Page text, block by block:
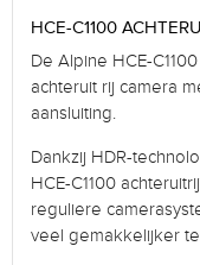
HCE-C1100
De Alpine HCE-
achteruit rij camera
aansluiting.
Dankzij HDR-
HCE-C1100
reguliere
veel gemakkelijker